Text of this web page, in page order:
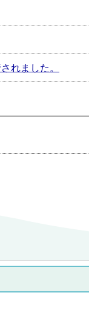
れました。